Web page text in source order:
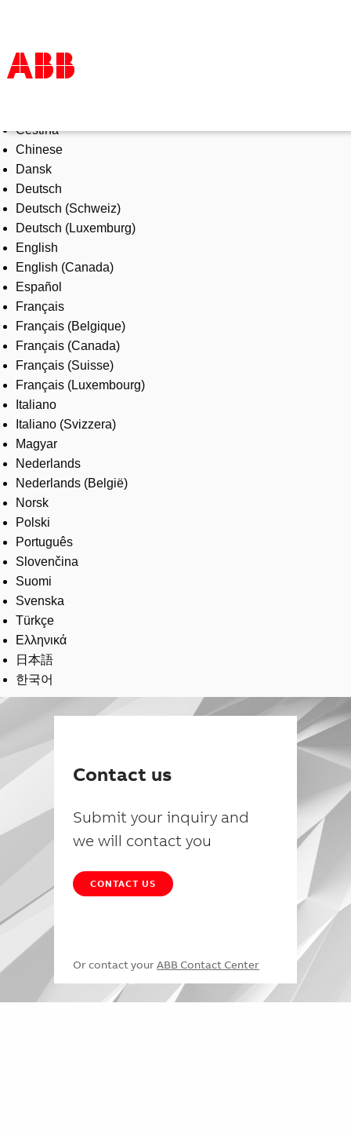
Products & Solutions
Industries
Services
About us
Where to buy
Contact us
Careers
Čeština
Chinese
Dansk
Deutsch
Deutsch (Schweiz)
Deutsch (Luxemburg)
English
English (Canada)
Español
Français
Français (Belgique)
Français (Canada)
Français (Suisse)
Français (Luxembourg)
Italiano
Italiano (Svizzera)
Magyar
Nederlands
Nederlands (België)
Norsk
Polski
Português
Slovenčina
Suomi
Svenska
Türkçe
Ελληνικά
日本語
한국어
Contact us
Submit your inquiry and
we will contact you
CONTACT US
Or contact your ABB Contact Center